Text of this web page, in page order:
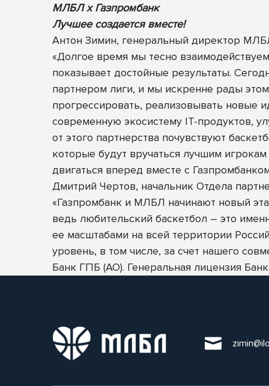
МЛБЛ х Газпромбанк
Лучшее создается вместе!
Антон Зимин, генеральный директор
«Долгое время мы тесно
показывает достойные результаты.
партнером лиги, и мы искренне рады
прогрессировать, реализовывать новые
современную экосистему IT-продуктов,
от этого партнерства почувствуют
которые будут вручаться лучшим
двигаться вперед вместе с
Дмитрий Чертов, начальник Отдела
«Газпромбанк и МЛБЛ начинают новый
ведь любительский баскетбол – это
ее масштабами на всей территории
уровень, в том числе, за счет нашего
Банк ГПБ (АО). Генеральная лицензия